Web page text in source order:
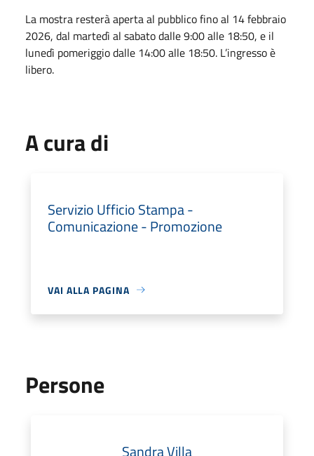
La mostra resterà aperta al pubblico fino al 14 febbraio
2026, dal martedì al sabato dalle 9:00 alle 18:50, e il
lunedì pomeriggio dalle 14:00 alle 18:50. L’ingresso è
libero.
A cura di
Servizio Ufficio Stampa -
Comunicazione - Promozione
VAI ALLA PAGINA
Persone
Sandra Villa